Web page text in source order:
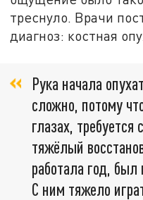
треснуло. Врачи
диагноз: костная
Рука начала
сложно, потому
глазах,
тяжёлый
работала год, был
С ним тяжело